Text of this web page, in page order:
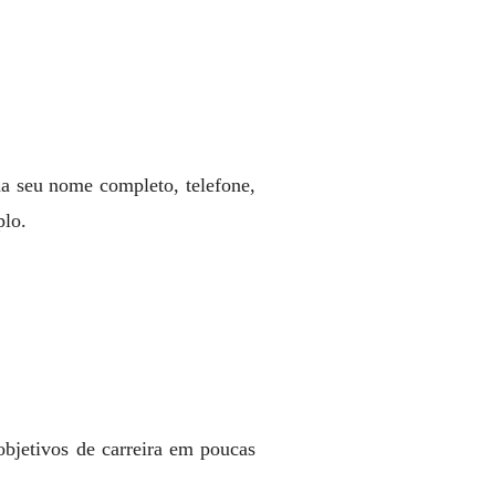
seu nome completo, telefone,
de carreira em poucas